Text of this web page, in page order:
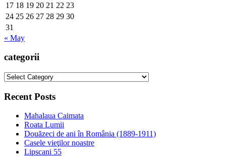
17 18 19 20 21 22 23
24 25 26 27 28 29 30
31
« May
categorii
categorii
Recent Posts
Mahalaua Caimata
Roata Lumii
Douăzeci de ani în România (1889-1911)
Casele vieţilor noastre
Lipscani 55